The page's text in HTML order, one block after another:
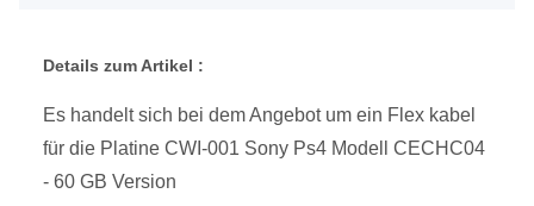
Details zum Artikel :
Es handelt sich bei dem Angebot um ein Flex kabel
für die Platine CWI-001 Sony Ps4 Modell CECHC04
- 60 GB Version